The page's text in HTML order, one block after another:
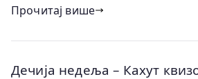
Прочитај више
Дечија недеља – Кахут